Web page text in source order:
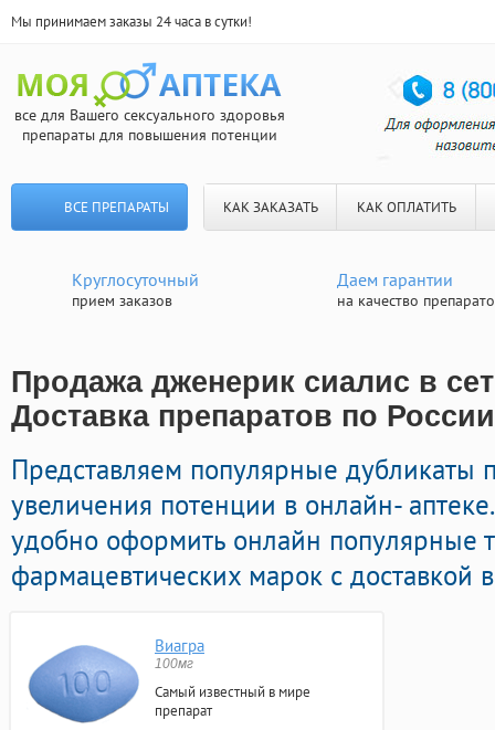
Мы принимаем заказы 24 часа в сутки!
все для Вашего сексуального здоровья
препараты для повышения потенции
ВСЕ ПРЕПАРАТЫ КАК ЗАКАЗАТЬ КАК ОПЛАТИТЬ
Круглосуточный
прием заказов
Даем гарантии
на качество
Продажа дженерик сиалис в
Доставка препаратов по России
Представляем популярные
увеличения потенции в онлайн-
удобно оформить онлайн популярные
фармацевтических марок с доставкой
Виагра
100мг
Самый известный в мире
препарат